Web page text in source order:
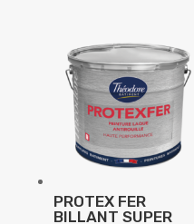
PROTEX FER
BILLANT SUPER